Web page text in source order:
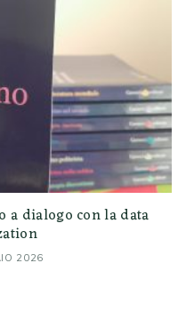
a dialogo con la data
2026